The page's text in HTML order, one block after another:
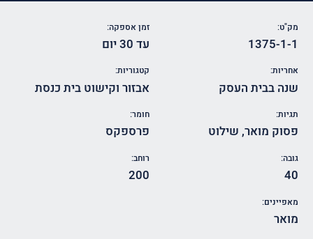
מק"ט:
1375-1-1
זמן אספקה:
עד 30 יום
אחריות:
שנה בבית העסק
קטגוריות:
אבזור וקישוט בית כנסת
תגיות:
פסוק מואר, שילוט
חומר:
פרספקס
גובה:
40
רוחב:
200
מאפיינים:
מואר